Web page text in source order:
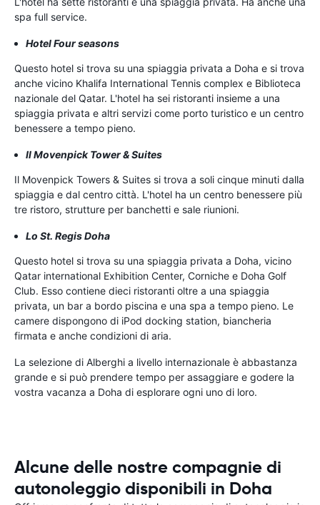
spa full service.
Hotel Four seasons
Questo hotel si trova su una spiaggia privata a Doha e si trova
anche vicino Khalifa International Tennis complex e Biblioteca
nazionale del Qatar. L'hotel ha sei ristoranti insieme a una
spiaggia privata e altri servizi come porto turistico e un centro
benessere a tempo pieno.
Il Movenpick Tower & Suites
Il Movenpick Towers & Suites si trova a soli cinque minuti dalla
spiaggia e dal centro città. L'hotel ha un centro benessere più
tre ristoro, strutture per banchetti e sale riunioni.
Lo St. Regis Doha
Questo hotel si trova su una spiaggia privata a Doha, vicino
Qatar international Exhibition Center, Corniche e Doha Golf
Club. Esso contiene dieci ristoranti oltre a una spiaggia
privata, un bar a bordo piscina e una spa a tempo pieno. Le
camere dispongono di iPod docking station, biancheria
firmata e anche condizioni di aria.
La selezione di Alberghi a livello internazionale è abbastanza
grande e si può prendere tempo per assaggiare e godere la
vostra vacanza a Doha di esplorare ogni uno di loro.
Alcune delle nostre compagnie di
autonoleggio disponibili in Doha